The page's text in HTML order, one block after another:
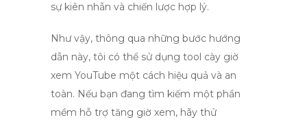
sự kiên nhẫn và chiến lược hợp lý.
Như vậy, thông qua những bước hướng
dẫn này, tôi có thể sử dụng tool cày giờ
xem YouTube một cách hiệu quả và an
toàn. Nếu bạn đang tìm kiếm một phần
mềm hỗ trợ tăng giờ xem, hãy thử